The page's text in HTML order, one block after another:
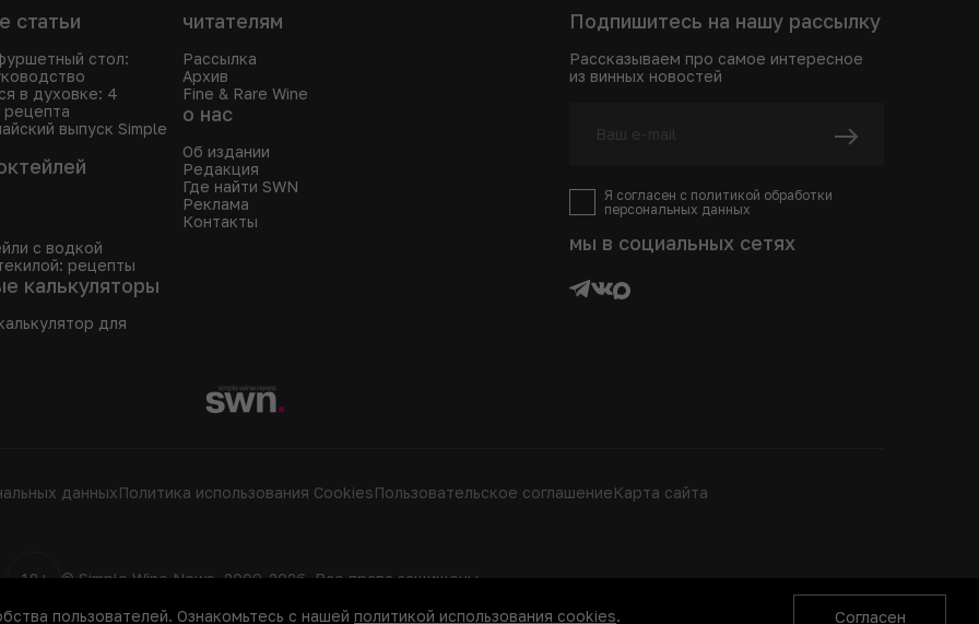
статьи
стол:
в духовке: 4
рецепта
выпуск Simple
с водкой
рецепты
калькуляторы
для
читателям
Рассылка
Архив
Fine & Rare Wine
о нас
Об издании
Редакция
Где найти SWN
Реклама
Контакты
Подпишитесь на нашу рассылку
Рассказываем про самое интересное
из винных новостей
Я согласен с политикой обработки
персональных данных
мы в социальных сетях
данныхПолитика использования СookiesПользовательское соглашениеКарта сайта
18+ © Simple Wine News, 2009-2026. Все права защищены.
пользователей. Ознакомьтесь с нашей политикой использования cookies. Согласен